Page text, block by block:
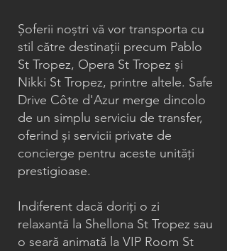
Șoferii noștri vă vor transporta cu
stil către destinații precum Pablo
St Tropez, Opera St Tropez și
Nikki St Tropez, printre altele. Safe
Drive Côte d'Azur merge dincolo
de un simplu serviciu de transfer,
oferind și servicii private de
concierge pentru aceste unități
prestigioase.
Indiferent dacă doriți o zi
relaxantă la Shellona St Tropez sau
o seară animată la VIP Room St